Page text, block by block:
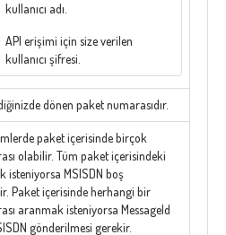
kullanıcı adı.
API erişimi için size verilen
kullanıcı şifresi.
dönen paket numarasıdır.
paket içerisinde birçok
olabilir. Tüm paket içerisindeki
isteniyorsa MSISDN boş
Paket içerisinde herhangi bir
aranmak isteniyorsa MessageId
gönderilmesi gerekir.